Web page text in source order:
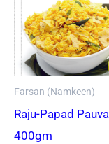
Farsan (Namkeen)
Raju-Papad Pauva
400gm